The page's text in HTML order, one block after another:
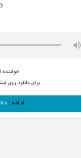
خواننده
برای دانلود روی
ادامه :